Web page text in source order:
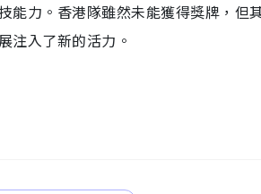
能力。香港隊雖然未能獲得獎牌，但
注入了新的活力。